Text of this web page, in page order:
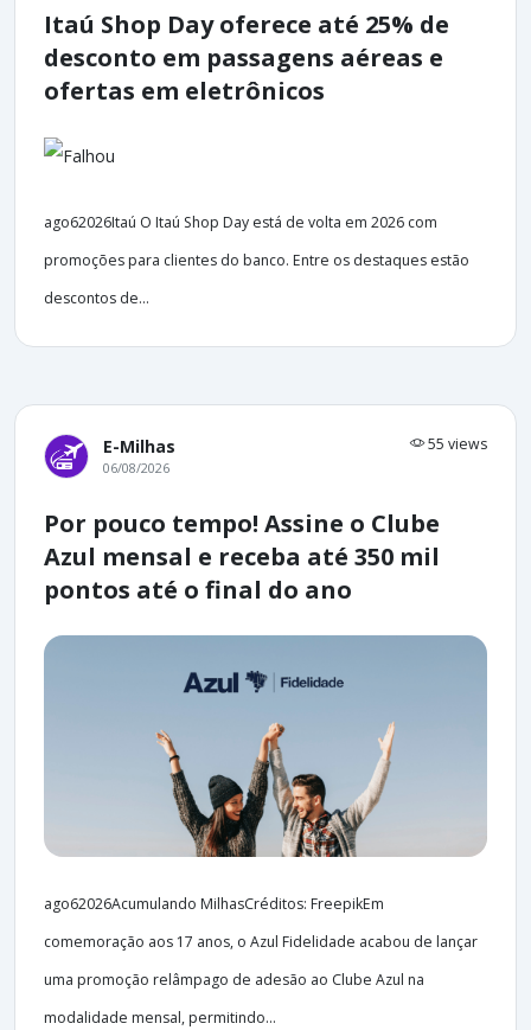
Itaú Shop Day oferece até 25% de
desconto em passagens aéreas e
ofertas em eletrônicos
ago62026Itaú O Itaú Shop Day está de volta em 2026 com
promoções para clientes do banco. Entre os destaques estão
descontos de...
E-Milhas 55 views
06/08/2026
Por pouco tempo! Assine o Clube
Azul mensal e receba até 350 mil
pontos até o final do ano
ago62026Acumulando MilhasCréditos: FreepikEm
comemoração aos 17 anos, o Azul Fidelidade acabou de lançar
uma promoção relâmpago de adesão ao Clube Azul na
modalidade mensal, permitindo...